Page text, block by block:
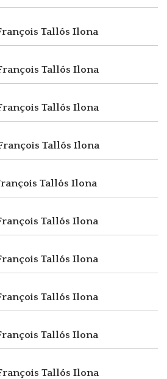
Tallós Ilona
Tallós Ilona
Tallós Ilona
Tallós Ilona
Tallós Ilona
Tallós Ilona
Tallós Ilona
Tallós Ilona
Tallós Ilona
Tallós Ilona